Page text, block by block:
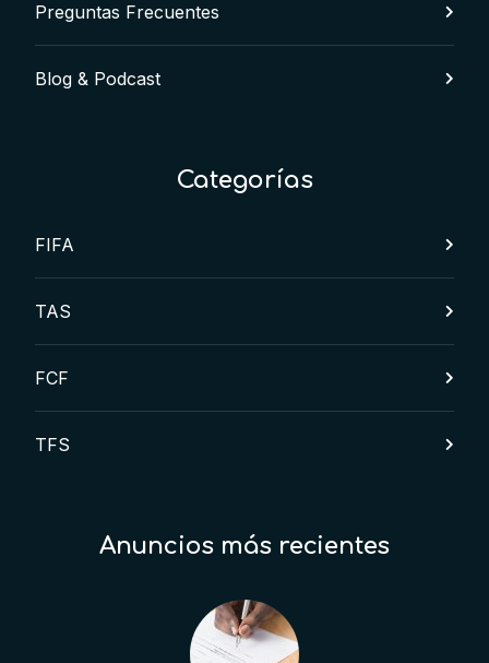
Preguntas Frecuentes
Blog & Podcast
Categorías
FIFA
TAS
FCF
TFS
Anuncios más recientes